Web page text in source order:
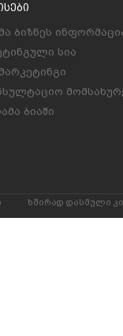
ბიზნეს
სია
ბიაში
ხშირად დასმული